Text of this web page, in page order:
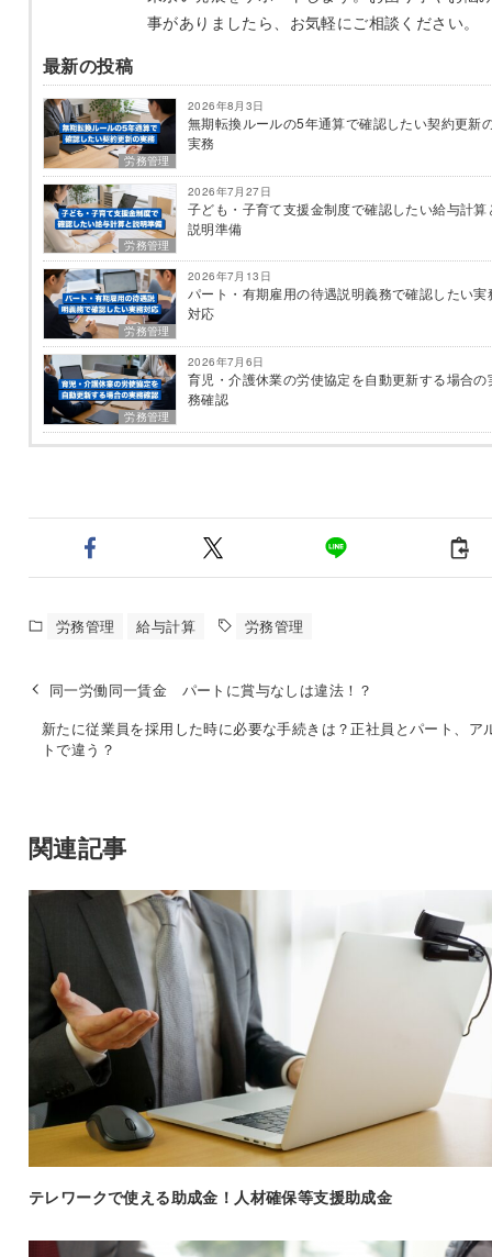
事がありましたら、お気軽にご相談ください。
最新の投稿
労務管理
2026年8月3日
無期転換ルールの5年通算で確認したい契約更新
実務
労務管理
2026年7月27日
子ども・子育て支援金制度で確認したい給与計算
説明準備
労務管理
2026年7月13日
パート・有期雇用の待遇説明義務で確認したい実
対応
労務管理
2026年7月6日
育児・介護休業の労使協定を自動更新する場合の
務確認
労務管理 給与計算 労務管理
同一労働同一賃金 パートに賞与なしは違法！？
新たに従業員を採用した時に必要な手続きは？正社員とパート、ア
トで違う？
関連記事
テレワークで使える助成金！人材確保等支援助成金